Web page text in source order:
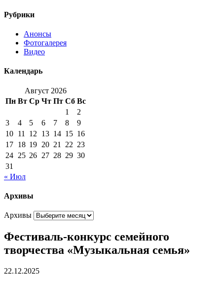
Рубрики
Анонсы
Фотогалерея
Видео
Календарь
Август 2026
Пн Вт Ср Чт Пт Сб Вс
1
2
3
4 5 6 7 8
9
10 11 12 13 14 15 16
17 18 19 20 21 22 23
24 25 26 27 28 29 30
31
« Июл
Архивы
Архивы
Фестиваль-конкурс семейного
творчества «Музыкальная семья»
22.12.2025